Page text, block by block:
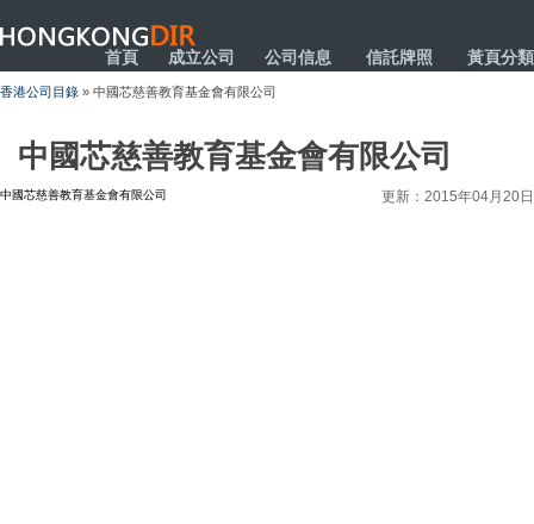
HONGKONGDIR
首頁 成立公司 公司信息 信託牌照 黃頁分類
香港公司目錄 » 中國芯慈善教育基金會有限公司
中國芯慈善教育基金會有限公司
中國芯慈善教育基金會有限公司 更新：2015年04月20日